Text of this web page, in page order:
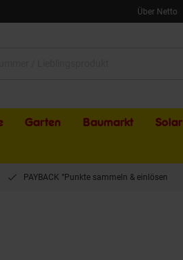
Über Netto
Garten Baumarkt Solar
PAYBACK °Punkte sammeln & einlösen